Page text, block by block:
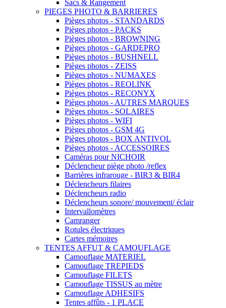
Sacs & Rangement
PIEGES PHOTO & BARRIERES
Pièges photos - STANDARDS
Pièges photos - PACKS
Pièges photos - BROWNING
Pièges photos - GARDEPRO
Pièges photos - BUSHNELL
Pièges photos - ZEISS
Pièges photos - NUMAXES
Pièges photos - REOLINK
Pièges photos - RECONYX
Pièges photos - AUTRES MARQUES
Pièges photos - SOLAIRES
Pièges photos - WIFI
Pièges photos - GSM 4G
Pièges photos - BOX ANTIVOL
Pièges photos - ACCESSOIRES
Caméras pour NICHOIR
Déclencheur piège photo /reflex
Barrières infrarouge - BIR3 & BIR4
Déclencheurs filaires
Déclencheurs radio
Déclencheurs sonore/ mouvement/ éclair
Intervallomètres
Camranger
Rotules électriques
Cartes mémoires
TENTES AFFUT & CAMOUFLAGE
Camouflage MATERIEL
Camouflage TREPIEDS
Camouflage FILETS
Camouflage TISSUS au mètre
Camouflage ADHESIFS
Tentes affûts - 1 PLACE